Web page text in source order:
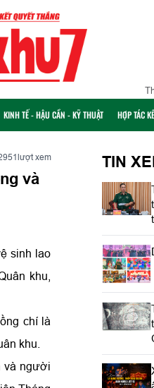
KINH TẾ - HẬU CẦN - KỸ THUẬT HỢP TÁC
lượt xem
và
sinh lao
khu,
chí là
khu.
và người
TIN